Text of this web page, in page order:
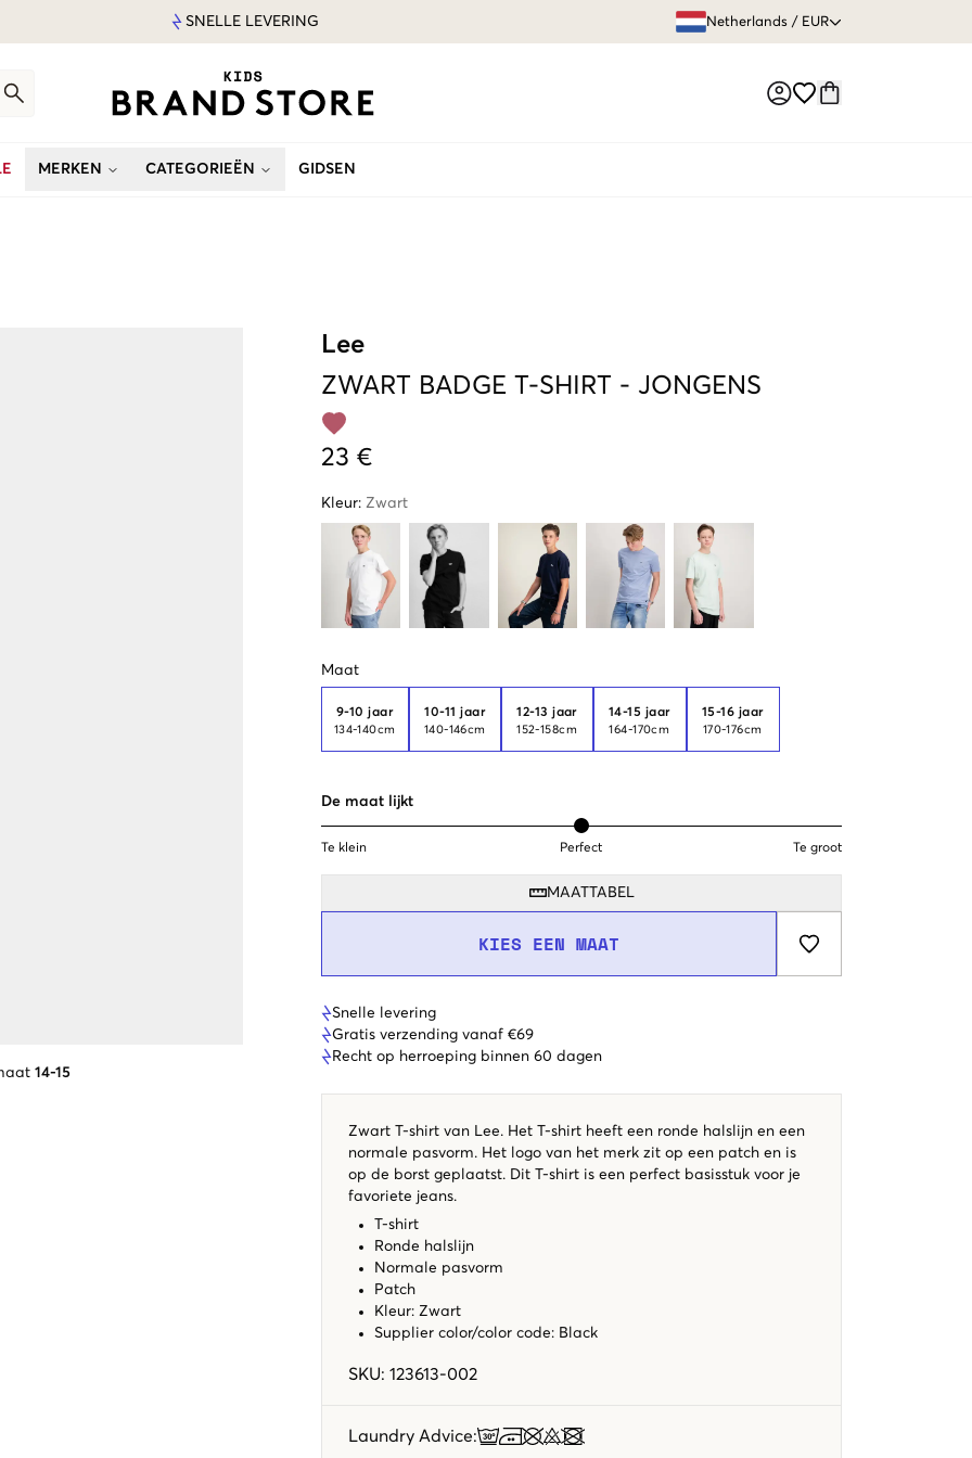
SNELLE LEVERING Netherlands / EUR
MERKEN CATEGORIEËN GIDSEN
14-15
Lee
ZWART BADGE T-SHIRT - JONGENS
23 €
Kleur: Zwart
Maat
9-10 jaar
134-140cm
10-11 jaar
140-146cm
12-13 jaar
152-158cm
14-15 jaar
164-170cm
15-16 jaar
170-176cm
De maat lijkt
Te klein Perfect Te groot
MAATTABEL
KIES EEN MAAT
Snelle levering
Gratis verzending vanaf €69
Recht op herroeping binnen 60 dagen
Zwart T-shirt van Lee. Het T-shirt heeft een ronde halslijn en een
normale pasvorm. Het logo van het merk zit op een patch en is
op de borst geplaatst. Dit T-shirt is een perfect basisstuk voor je
favoriete jeans.
T-shirt
Ronde halslijn
Normale pasvorm
Patch
Kleur: Zwart
Supplier color/color code: Black
SKU: 123613-002
Laundry Advice: